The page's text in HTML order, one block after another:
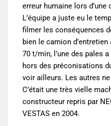
erreur humaine lors
L’équipe a juste eu le
filmer les conséquences
bien le camion
70 t/min, l’une des pales
hors des préconisations
voir ailleurs. Les autres
C’était une très vielle
constructeur repris par
VESTAS en 2004.